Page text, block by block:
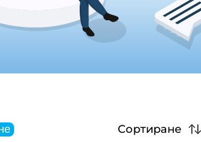
Сортиране